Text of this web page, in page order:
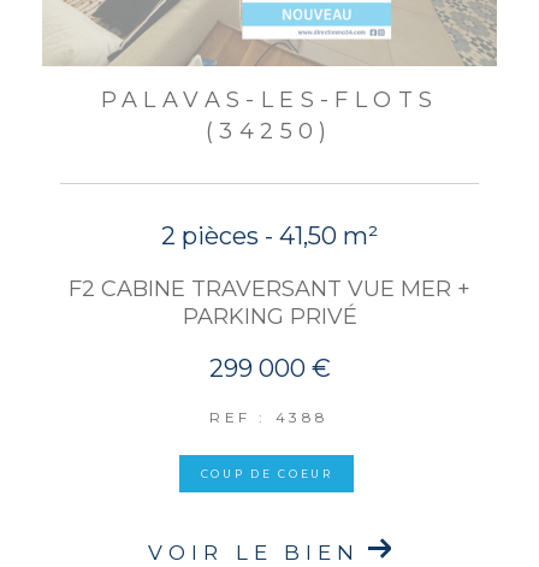
PALAVAS-LES-FLOTS
(34250)
2 pièces - 41,50 m²
F2 CABINE TRAVERSANT VUE MER +
PARKING PRIVÉ
299 000 €
REF : 4388
COUP DE COEUR
VOIR LE BIEN